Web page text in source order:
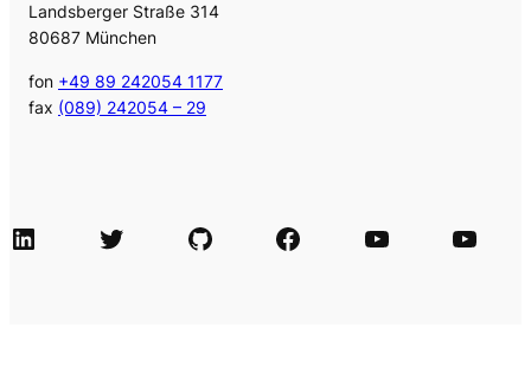
Landsberger Straße 314
80687 München
fon +49 89 242054 1177
fax (089) 242054 – 29
LinkedIn Twitter GitHub Facebook Agile Videos Tech-Videos